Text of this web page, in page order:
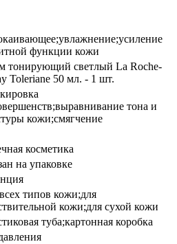
функции кожи
тонирующий светлый La Roche-
Toleriane 50 мл. - 1 шт.
тона и
кожи;смягчение
косметика
на упаковке
типов кожи;для
кожи;для сухой кожи
туба;картонная коробка